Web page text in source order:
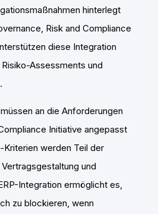
hinterlegt
Risk and Compliance
diese Integration
Assessments und
an die Anforderungen
Initiative angepasst
werden Teil der
und
Integration ermöglicht es,
zu blockieren, wenn